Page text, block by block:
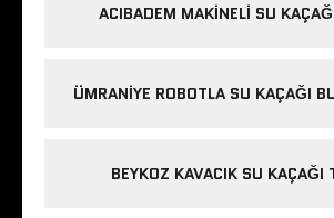
ACIBADEM MAKINELI SU
ÜMRANIYE ROBOTLA SU KAÇAĞI
BEYKOZ KAVACIK SU KAÇAĞI